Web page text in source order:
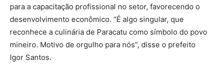
para a capacitação profissional no setor, favorecendo o
desenvolvimento econômico. “É algo singular, que
reconhece a culinária de Paracatu como símbolo do povo
mineiro. Motivo de orgulho para nós”, disse o prefeito
Igor Santos.